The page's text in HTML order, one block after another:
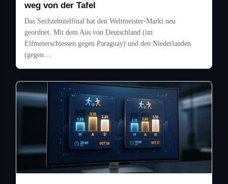
weg von der Tafel
Das Sechzehntelfinal hat den Weltmeister-Markt neu
geordnet. Mit dem Aus von Deutschland (im
Elfmeterschiessen gegen Paraguay) und den Niederlanden
(gegen…